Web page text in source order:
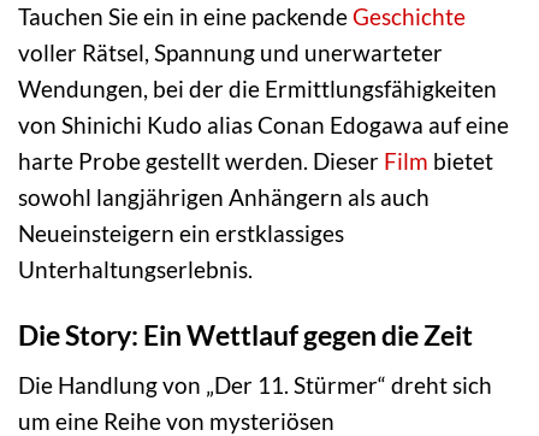
Tauchen Sie ein in eine packendeGeschichte
voller Rätsel, Spannung und unerwarteter
Wendungen, bei der die Ermittlungsfähigkeiten
von Shinichi Kudo alias Conan Edogawa auf eine
harte Probe gestellt werden. Dieser Film bietet
sowohl langjährigen Anhängern als auch
Neueinsteigern ein erstklassiges
Unterhaltungserlebnis.
Die Story: Ein Wettlauf gegen die Zeit
Die Handlung von „Der 11. Stürmer“ dreht sich
um eine Reihe von mysteriösen